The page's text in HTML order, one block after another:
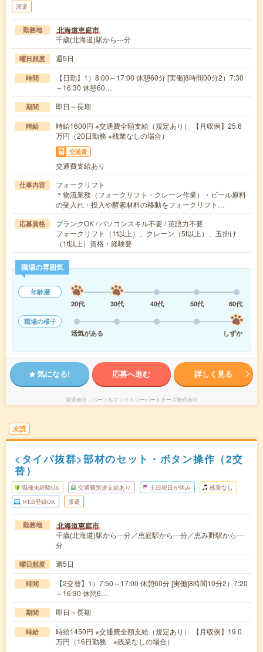
派遣
勤務地 北海道恵庭市
千歳(北海道)駅から---分
曜日頻度 週5日
時間
【日勤】1）8:00～17:00 休憩60分 [実働]8時間00分2）7:30
～16:30 休憩60…
期間 即日～長期
時給
時給1600円 ※交通費全額支給（規定あり） 【月収例】25.6
万円（20日勤務 ※残業なしの場合）
交通費
交通費支給あり
仕事内容
フォークリフト
＊物流業務（フォークリフト・クレーン作業）・ビール原料
の受入れ・投入や酵素材料の移動をフォークリフト…
応募資格
ブランクOK / パソコンスキル不要 / 英語力不要
フォークリフト（1t以上）、クレーン（5t以上）、玉掛け
（1t以上）資格・経験要
職場の雰囲気
年齢層
20代
30代 40代 50代
60代
職場の様子
活気がある
しずか
気になる! 応募へ進む 詳しく見る
派遣会社 パーソルファクトリーパートナーズ株式会社
未読
<タイパ抜群>部材のセット・ボタン操作（2交
替）
職種未経験OK 交通費別途支給あり 土日祝日が休み 残業なし
WEB登録OK 派遣
勤務地 北海道恵庭市
千歳(北海道)駅から---分／恵庭駅から---分／恵み野駅から---
分
曜日頻度 週5日
時間
【2交替】1）7:50～17:00 休憩60分 [実働]8時間10分2）7:20
～16:30 休憩6…
期間 即日～長期
時給
時給1450円 ※交通費全額支給（規定あり） 【月収例】19.0
万円（16日勤務 ※残業なしの場合）